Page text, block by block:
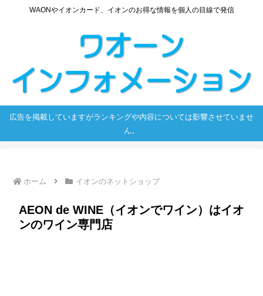
WAONやイオンカード、イオンのお得な情報を個人の目線で発信
広告を掲載していますがランキングや内容については影響させていませ
ん。
ホーム イオンのネットショップ
AEON de WINE（イオンでワイン）はイオ
ンのワイン専門店